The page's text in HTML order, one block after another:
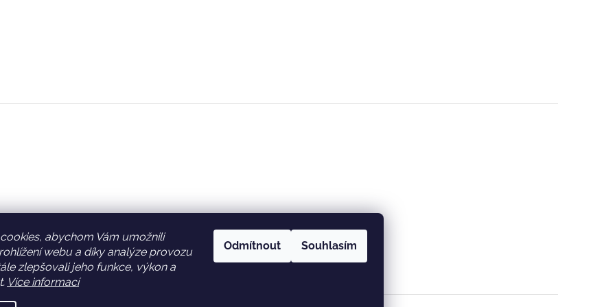
abychom Vám umožnili
webu a díky analýze provozu
zlepšovali jeho funkce, výkon a
Více informací
Odmítnout Souhlasím
Facebook Věrnostní slevy